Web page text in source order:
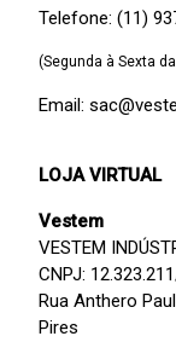
Telefone: (11)
(Segunda à Sexta
Email:
LOJA VIRTUAL
Vestem
VESTEM
CNPJ:
Rua Anthero
Pires